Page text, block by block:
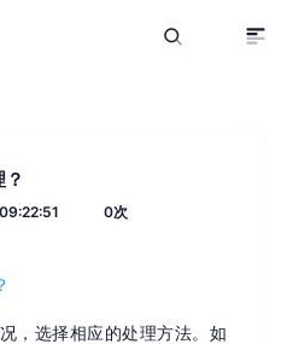
0次
，选择相应的处理方法。如